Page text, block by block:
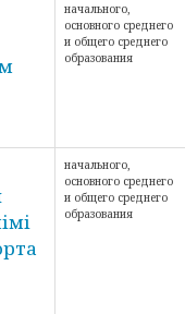
начального,
основного среднего
и общего среднего
образования
начального,
основного среднего
и общего среднего
образования